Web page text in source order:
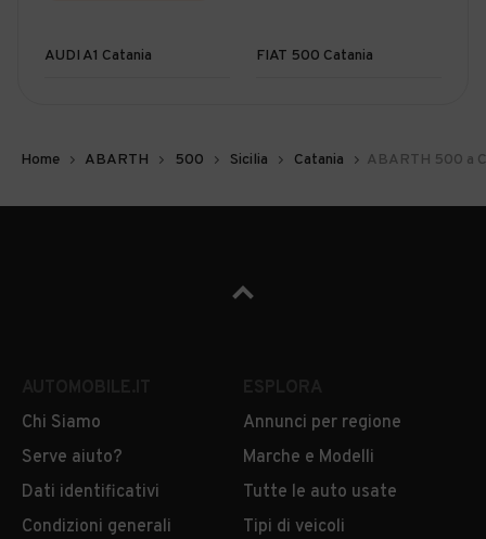
AUDI A1 Catania FIAT 500 Catania
Home ABARTH 500 Sicilia Catania ABARTH 500 a
Chi Siamo
Serve aiuto?
Dati identificativi
Condizioni generali
Annunci per regione
Marche e Modelli
Tutte le auto usate
Tipi di veicoli